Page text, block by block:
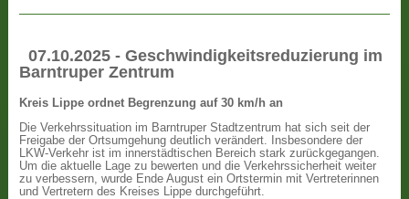
07.10.2025 - Geschwindigkeitsreduzierung im
Barntruper Zentrum
Kreis Lippe ordnet Begrenzung auf 30 km/h an
Die Verkehrssituation im Barntruper Stadtzentrum hat sich seit der
Freigabe der Ortsumgehung deutlich verändert. Insbesondere der
LKW-Verkehr ist im innerstädtischen Bereich stark zurückgegangen.
Um die aktuelle Lage zu bewerten und die Verkehrssicherheit weiter
zu verbessern, wurde Ende August ein Ortstermin mit Vertreterinnen
und Vertretern des Kreises Lippe durchgeführt.